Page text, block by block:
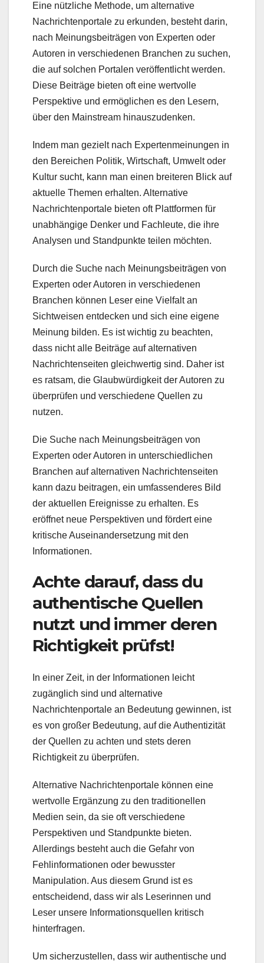
Eine nützliche Methode, um alternative
Nachrichtenportale zu erkunden, besteht darin,
nach Meinungsbeiträgen von Experten oder
Autoren in verschiedenen Branchen zu suchen,
die auf solchen Portalen veröffentlicht werden.
Diese Beiträge bieten oft eine wertvolle
Perspektive und ermöglichen es den Lesern,
über den Mainstream hinauszudenken.
Indem man gezielt nach Expertenmeinungen in
den Bereichen Politik, Wirtschaft, Umwelt oder
Kultur sucht, kann man einen breiteren Blick auf
aktuelle Themen erhalten. Alternative
Nachrichtenportale bieten oft Plattformen für
unabhängige Denker und Fachleute, die ihre
Analysen und Standpunkte teilen möchten.
Durch die Suche nach Meinungsbeiträgen von
Experten oder Autoren in verschiedenen
Branchen können Leser eine Vielfalt an
Sichtweisen entdecken und sich eine eigene
Meinung bilden. Es ist wichtig zu beachten,
dass nicht alle Beiträge auf alternativen
Nachrichtenseiten gleichwertig sind. Daher ist
es ratsam, die Glaubwürdigkeit der Autoren zu
überprüfen und verschiedene Quellen zu
nutzen.
Die Suche nach Meinungsbeiträgen von
Experten oder Autoren in unterschiedlichen
Branchen auf alternativen Nachrichtenseiten
kann dazu beitragen, ein umfassenderes Bild
der aktuellen Ereignisse zu erhalten. Es
eröffnet neue Perspektiven und fördert eine
kritische Auseinandersetzung mit den
Informationen.
Achte darauf, dass du
authentische Quellen
nutzt und immer deren
Richtigkeit prüfst!
In einer Zeit, in der Informationen leicht
zugänglich sind und alternative
Nachrichtenportale an Bedeutung gewinnen, ist
es von großer Bedeutung, auf die Authentizität
der Quellen zu achten und stets deren
Richtigkeit zu überprüfen.
Alternative Nachrichtenportale können eine
wertvolle Ergänzung zu den traditionellen
Medien sein, da sie oft verschiedene
Perspektiven und Standpunkte bieten.
Allerdings besteht auch die Gefahr von
Fehlinformationen oder bewusster
Manipulation. Aus diesem Grund ist es
entscheidend, dass wir als Leserinnen und
Leser unsere Informationsquellen kritisch
hinterfragen.
Um sicherzustellen, dass wir authentische und